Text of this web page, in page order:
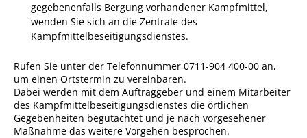
Aushang- und Schaukästen
Mitarbeitende im Rathaus
Bekanntmachungen
Ausschreibungen
Bebauungspläne
gegebenenfalls Bergung vorhandener Kampfmittel,
wenden Sie sich an die Zentrale des
Kampfmittelbeseitigungsdienstes.
Rufen Sie unter der Telefonnummer 0711-904 400-00 an,
um einen Ortstermin zu vereinbaren.
Dabei werden mit dem Auftraggeber und einem Mitarbeiter
des Kampfmittelbeseitigungsdienstes die örtlichen
Gegebenheiten begutachtet und je nach vorgesehener
Maßnahme das weitere Vorgehen besprochen.